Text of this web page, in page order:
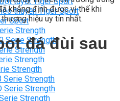
thuyền Tiger Sport
Sport
Strength
Serie Strength
Strength
Strength
Strength
Serie Strength
Serie Strength
Strength
khẳng định được vị thế khi
hiệu uy tín nhất.
đá đùi sau